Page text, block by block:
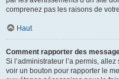
comprenez pas les raisons de
Haut
Comment rapporter des
Si l’administrateur l’a permis,
voir un bouton pour rapporter le